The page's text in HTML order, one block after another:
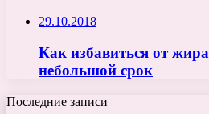
29.10.2018
Как избавиться от
небольшой срок
Последние записи